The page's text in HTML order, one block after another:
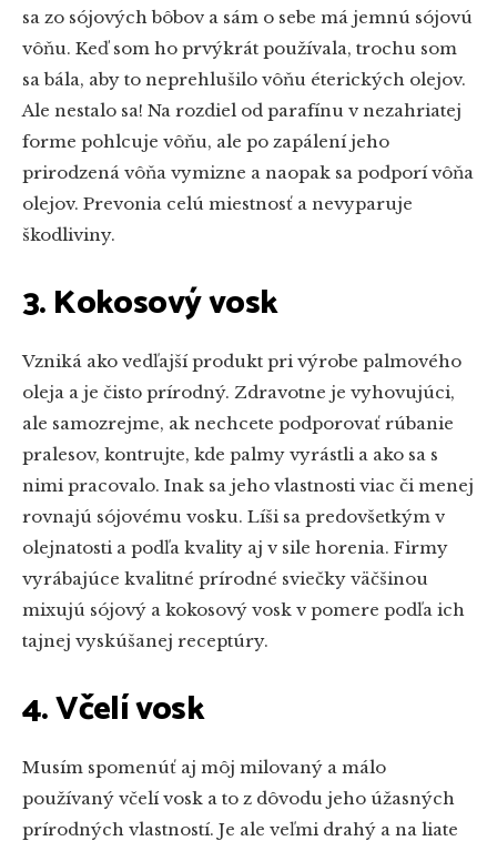
sa zo sójových bôbov a sám o sebe má jemnú sójovú
vôňu. Keď som ho prvýkrát používala, trochu som
sa bála, aby to neprehlušilo vôňu éterických olejov.
Ale nestalo sa! Na rozdiel od parafínu v nezahriatej
forme pohlcuje vôňu, ale po zapálení jeho
prirodzená vôňa vymizne a naopak sa podporí vôňa
olejov. Prevonia celú miestnosť a nevyparuje
škodliviny.
3. Kokosový vosk
Vzniká ako vedľajší produkt pri výrobe palmového
oleja a je čisto prírodný. Zdravotne je vyhovujúci,
ale samozrejme, ak nechcete podporovať rúbanie
pralesov, kontrujte, kde palmy vyrástli a ako sa s
nimi pracovalo. Inak sa jeho vlastnosti viac či menej
rovnajú sójovému vosku. Líši sa predovšetkým v
olejnatosti a podľa kvality aj v sile horenia. Firmy
vyrábajúce kvalitné prírodné sviečky väčšinou
mixujú sójový a kokosový vosk v pomere podľa ich
tajnej vyskúšanej receptúry.
4. Včelí vosk
Musím spomenúť aj môj milovaný a málo
používaný včelí vosk a to z dôvodu jeho úžasných
prírodných vlastností. Je ale veľmi drahý a na liate